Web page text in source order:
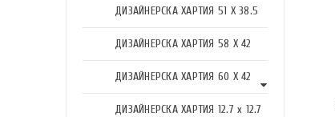
ДИЗАЙНЕРСКА ХАРТИЯ 51 X 38.5
ДИЗАЙНЕРСКА ХАРТИЯ 58 X 42
ДИЗАЙНЕРСКА ХАРТИЯ 60 X 42
ДИЗАЙНЕРСКА ХАРТИЯ 12.7 x 12.7